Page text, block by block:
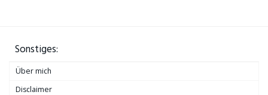
Sonstiges:
Über mich
Disclaimer